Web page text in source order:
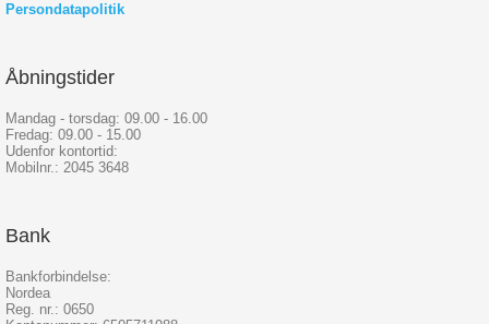
Persondatapolitik
Åbningstider
Mandag - torsdag: 09.00 - 16.00
Fredag: 09.00 - 15.00
Udenfor kontortid:
Mobilnr.: 2045 3648
Bank
Bankforbindelse:
Nordea
Reg. nr.: 0650